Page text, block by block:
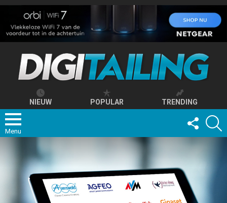
NIEUW POPULAR TRENDING
Menu
FOLLOW
US